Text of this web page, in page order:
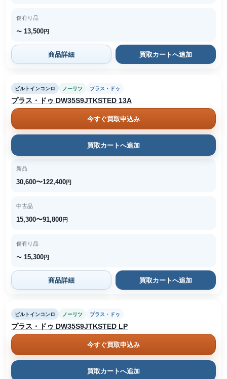
傷有り品
〜 13,500円
商品詳細 買取カートへ追加
ビルトインコンロ ノーリツ プラス・ドゥ
プラス・ドゥ DW35S9JTKSTED 13A
今すぐ買取申込み
買取カートへ追加
新品
30,600〜122,400円
中古品
15,300〜91,800円
傷有り品
〜 15,300円
商品詳細 買取カートへ追加
ビルトインコンロ ノーリツ プラス・ドゥ
プラス・ドゥ DW35S9JTKSTED LP
今すぐ買取申込み
買取カートへ追加